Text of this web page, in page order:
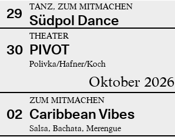
29 TANZ, ZUM MITMACHEN
Südpol Dance
30
THEATER
PIVOT
Polivka/Hafner/Koch
Oktober 2026
02
ZUM MITMACHEN
Caribbean Vibes
Salsa, Bachata, Merengue